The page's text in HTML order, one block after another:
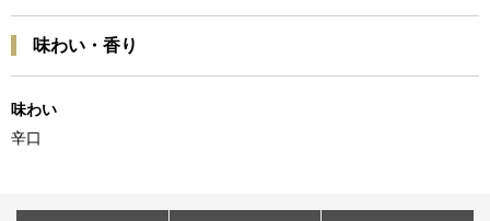
味わい・香り
味わい
辛口